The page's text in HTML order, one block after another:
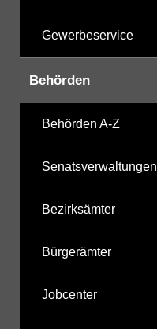
Gewerbeservice
Behörden
Behörden A-Z
Senatsverwaltungen
Bezirksämter
Bürgerämter
Jobcenter